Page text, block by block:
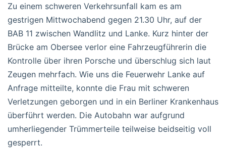
Zu einem schweren Verkehrsunfall kam es am
gestrigen Mittwochabend gegen 21.30 Uhr, auf der
BAB 11 zwischen Wandlitz und Lanke. Kurz hinter der
Brücke am Obersee verlor eine Fahrzeugführerin die
Kontrolle über ihren Porsche und überschlug sich laut
Zeugen mehrfach. Wie uns die Feuerwehr Lanke auf
Anfrage mitteilte, konnte die Frau mit schweren
Verletzungen geborgen und in ein Berliner Krankenhaus
überführt werden. Die Autobahn war aufgrund
umherliegender Trümmerteile teilweise beidseitig voll
gesperrt.